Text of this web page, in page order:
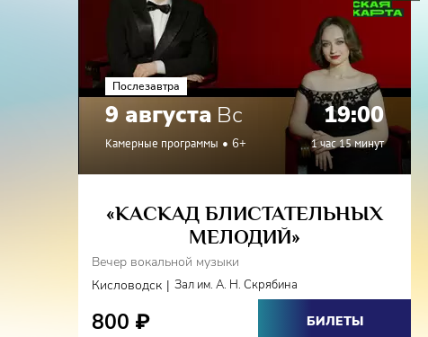
Послезавтра
9 августа Вс 19:00
Камерные программы 6+ 1 час 15 минут
«КАСКАД БЛИСТАТЕЛЬНЫХ
МЕЛОДИЙ»
Вечер вокальной музыки
Кисловодск | Зал им. А. Н. Скрябина
800 ₽ БИЛЕТЫ